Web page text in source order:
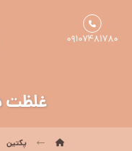
۰۹۱۰۷۴۸۱۷۸۰
غلظت
پکتین